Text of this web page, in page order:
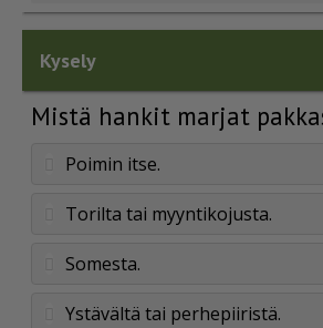
Kysely
Mistä hankit marjat
Poimin itse.
Torilta tai myyntikojusta.
Somesta.
Ystävältä tai perhepiiristä.